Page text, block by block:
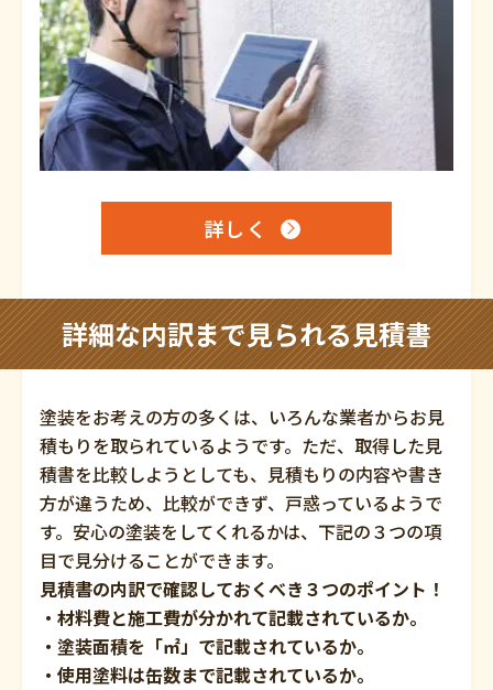
詳しく
詳細な内訳まで見られる見積書
塗装をお考えの方の多くは、いろんな業者からお見
積もりを取られているようです。ただ、取得した見
積書を比較しようとしても、見積もりの内容や書き
方が違うため、比較ができず、戸惑っているようで
す。安心の塗装をしてくれるかは、下記の３つの項
目で見分けることができます。
見積書の内訳で確認しておくべき３つのポイント！
・材料費と施工費が分かれて記載されているか。
・塗装面積を「㎡」で記載されているか。
・使用塗料は缶数まで記載されているか。